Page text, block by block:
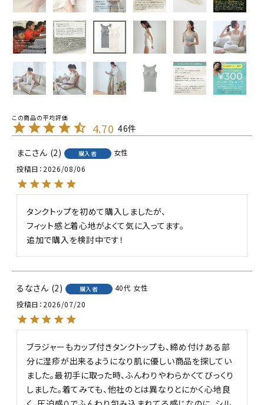
4.70 46
まこ 2 購入者
女性
投稿日 2026/08/06
タンクトップを初めて購入しましたが、
フィット感と着心地がよくて気に入ってます。
追加で購入を検討中です！
るな 2 購入者 40代 女性
投稿日 2026/07/20
ブラジャーもカップ付きタンクトップも、締め付けある部
分に湿疹が出来るようになり肌に優しい商品を探してい
ました。最初手に取った時、ふんわりやわらかくてびっくり
しました。着てみても、他社のとは異なりとにかく心地良